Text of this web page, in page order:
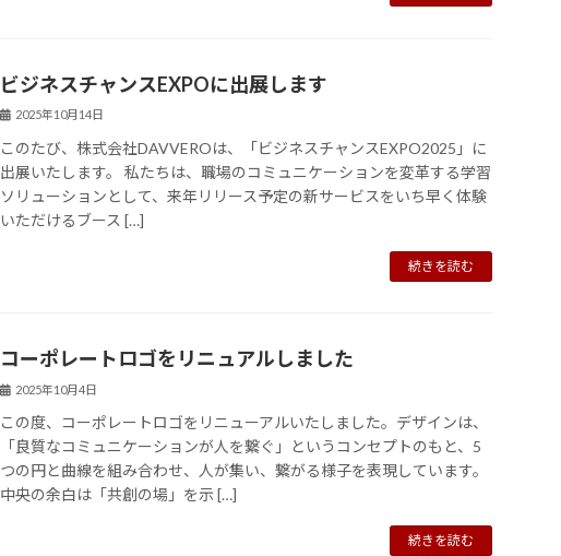
ビジネスチャンスEXPOに出展します
2025年10月14日
このたび、株式会社DAVVEROは、「ビジネスチャンスEXPO2025」に
出展いたします。 私たちは、職場のコミュニケーションを変革する学習
ソリューションとして、来年リリース予定の新サービスをいち早く体験
いただけるブース […]
続きを読む
コーポレートロゴをリニュアルしました
2025年10月4日
この度、コーポレートロゴをリニューアルいたしました。デザインは、
「良質なコミュニケーションが人を繋ぐ」というコンセプトのもと、5
つの円と曲線を組み合わせ、人が集い、繋がる様子を表現しています。
中央の余白は「共創の場」を示 […]
続きを読む